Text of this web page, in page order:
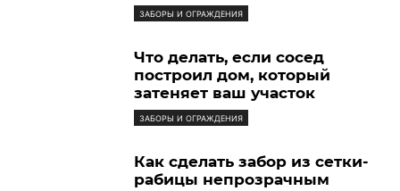
ЗАБОРЫ И ОГРАЖДЕНИЯ
Что делать, если сосед
построил дом, который
затеняет ваш участок
ЗАБОРЫ И ОГРАЖДЕНИЯ
Как сделать забор из сетки-
рабицы непрозрачным